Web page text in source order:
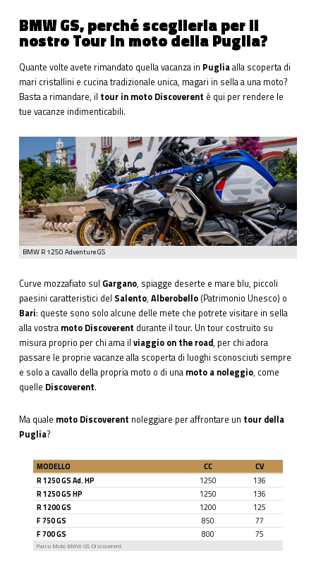
BMW GS, perché sceglierla per il
nostro Tour in moto della Puglia?
Quante volte avete rimandato quella vacanza in Pugliaalla scoperta di
mari cristallini e cucina tradizionale unica, magari in sella a una moto?
Basta a rimandare, il tour in moto Discoverent è qui per rendere le
tue vacanze indimenticabili.
BMW R 1250 Adventure GS
Curve mozzafiato sul Gargano, spiagge deserte e mare blu, piccoli
paesini caratteristici del Salento, Alberobello(Patrimonio Unesco) o
Bari: queste sono solo alcune delle mete che potrete visitare in sella
alla vostra moto Discoverent durante il tour. Un tour costruito su
misura proprio per chi ama il viaggio on the road, per chi adora
passare le proprie vacanze alla scoperta di luoghi sconosciuti sempre
e solo a cavallo della propria moto o di unamoto a noleggio, come
quelle Discoverent.
Ma quale moto Discoverent noleggiare per affrontare un tour della
Puglia?
MODELLO CC
CV
R 1250 GS Ad. HP
1250
136
R 1250 GS HP
1250
136
R 1200 GS
1200
125
F 750 GS
850
77
F 700 GS
800 75
Parco Moto BMW GS Discoverent